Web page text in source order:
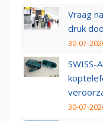
Vraag
druk
30-07-
SWISS-
30-07-